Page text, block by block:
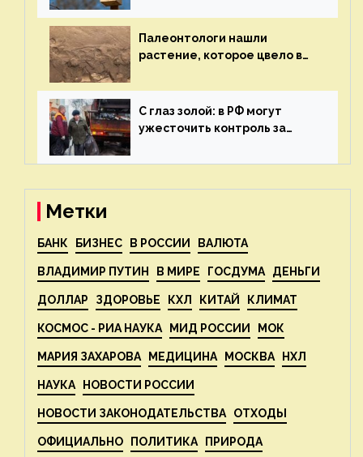
Палеонтологи нашли
растение, которое цвело в
экологии на ECOportal
С глаз золой: в РФ могут
ужесточить контроль за
— новости экологии на
Метки
БАНК БИЗНЕС В РОССИИ ВАЛЮТА
ВЛАДИМИР ПУТИН В МИРЕ ГОСДУМА ДЕНЬГИ
ДОЛЛАР ЗДОРОВЬЕ КХЛ КИТАЙ КЛИМАТ
КОСМОС - РИА НАУКА МИД РОССИИ МОК
МАРИЯ ЗАХАРОВА МЕДИЦИНА МОСКВА НХЛ
НАУКА НОВОСТИ РОССИИ
НОВОСТИ ЗАКОНОДАТЕЛЬСТВА ОТХОДЫ
ОФИЦИАЛЬНО ПОЛИТИКА ПРИРОДА